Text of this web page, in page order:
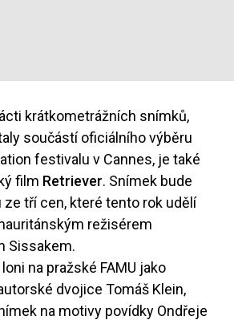
krátkometrážních snímků,
součástí oficiálního výběru
festivalu v Cannes, je také
film Retriever. Snímek bude
tří cen, které tento rok udělí
režisérem
Sissakem.
na pražské FAMU jako
dvojice Tomáš Klein,
na motivy povídky Ondřeje